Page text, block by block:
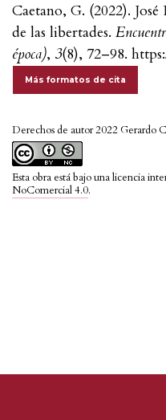
Caetano, G. (2022).
de las libertades.
época), 3(8), 72–98.
Más formatos de cita
Derechos de autor 2022 Gerardo
Esta obra está bajo una licencia
NoComercial 4.0.